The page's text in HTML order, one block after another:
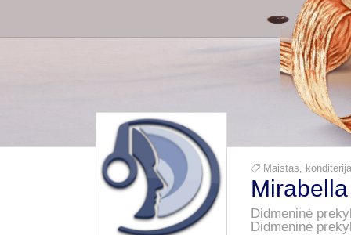
Maistas,
Didmeninė
Didmeninė